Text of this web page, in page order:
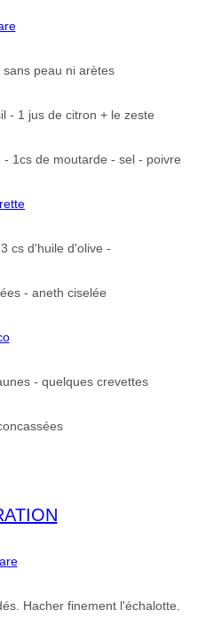
peau ni arètes
- 1 jus de citron + le zeste
1cs de moutarde - sel - poivre
cs d'huile d'olive -
- aneth ciselée
- quelques crevettes
Hacher finement l'échalotte.